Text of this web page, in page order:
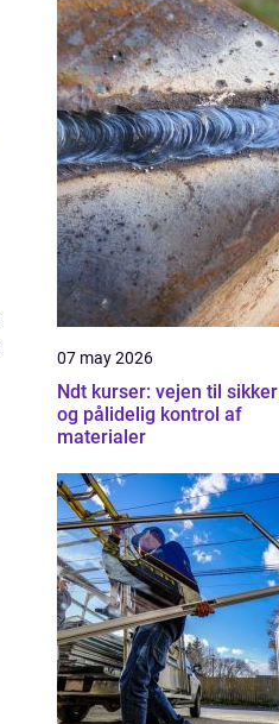
07 may 2026
Ndt kurser: vejen til sikker
og pålidelig kontrol af
materialer